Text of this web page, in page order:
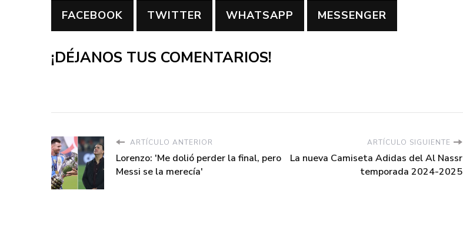
FACEBOOK TWITTER WHATSAPP MESSENGER
¡DÉJANOS TUS COMENTARIOS!
ARTÍCULO ANTERIOR
Lorenzo: 'Me dolió perder la final, pero
Messi se la merecía'
ARTÍCULO SIGUIENTE
La nueva Camiseta Adidas del Al Nassr
temporada 2024-2025